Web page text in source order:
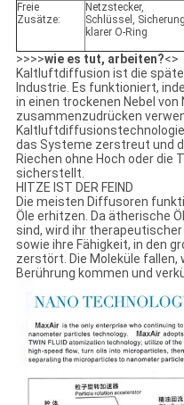
Freie
Zusätze:
Netzstecker,
Schlüssel,
klarer O-Ring
>>>>wie es tut, arbeiten?<>
Kaltluftdiffusion ist die
Industrie. Es funktioniert,
in einen trockenen Nebel von
zusammenzudrücken
das Systeme zerstreut und
Riechen ohne Hoch oder
sicherstellt.
HITZE IST DER FEIND
Die meisten Diffusoren
Öle erhitzen. Da ätherische
sind, wird ihr
sowie ihre Fähigkeit, in den
zerstört. Die Moleküle fallen,
Berührung kommen und